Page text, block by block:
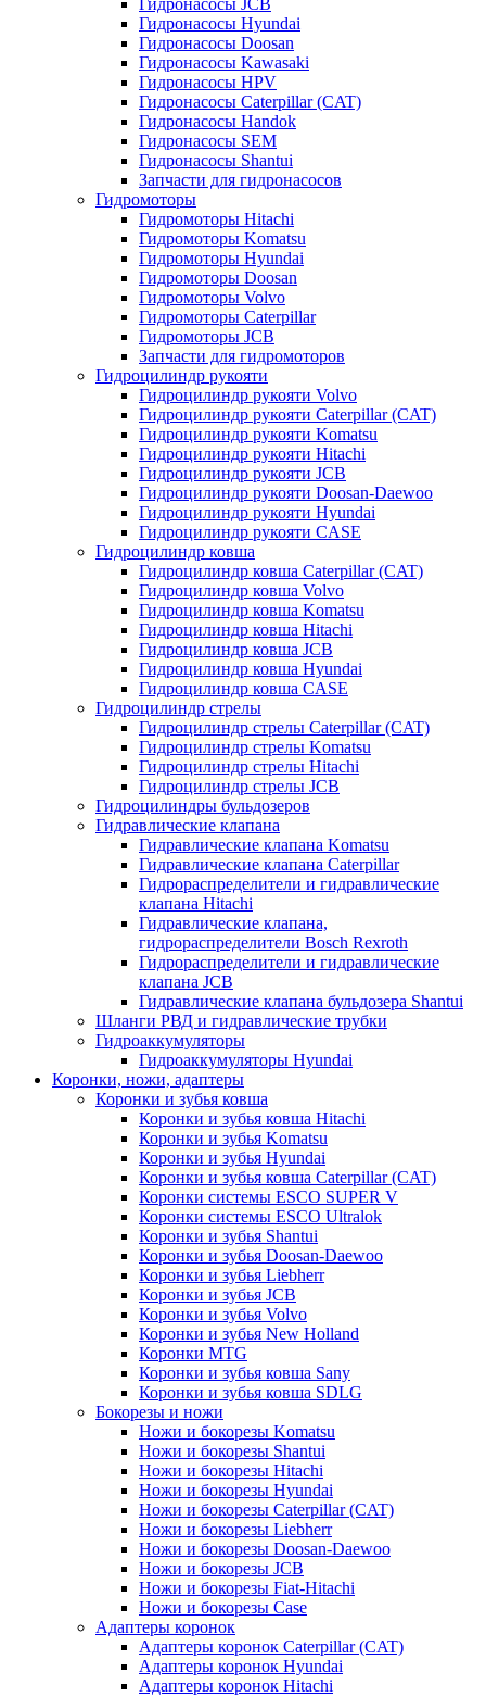
Гидронасосы Hyundai
Гидронасосы Doosan
Гидронасосы Kawasaki
Гидронасосы HPV
Гидронасосы Caterpillar (CAT)
Гидронасосы Handok
Гидронасосы SEM
Гидронасосы Shantui
Запчасти для гидронасосов
Гидромоторы
Гидромоторы Hitachi
Гидромоторы Komatsu
Гидромоторы Hyundai
Гидромоторы Doosan
Гидромоторы Volvo
Гидромоторы Caterpillar
Гидромоторы JCB
Запчасти для гидромоторов
Гидроцилиндр рукояти
Гидроцилиндр рукояти Volvo
Гидроцилиндр рукояти Caterpillar (CAT)
Гидроцилиндр рукояти Komatsu
Гидроцилиндр рукояти Hitachi
Гидроцилиндр рукояти JCB
Гидроцилиндр рукояти Doosan-Daewoo
Гидроцилиндр рукояти Hyundai
Гидроцилиндр рукояти CASE
Гидроцилиндр ковша
Гидроцилиндр ковша Caterpillar (CAT)
Гидроцилиндр ковша Volvo
Гидроцилиндр ковша Komatsu
Гидроцилиндр ковша Hitachi
Гидроцилиндр ковша JCB
Гидроцилиндр ковша Hyundai
Гидроцилиндр ковша CASE
Гидроцилиндр стрелы
Гидроцилиндр стрелы Caterpillar (CAT)
Гидроцилиндр стрелы Komatsu
Гидроцилиндр стрелы Hitachi
Гидроцилиндр стрелы JCB
Гидроцилиндры бульдозеров
Гидравлические клапана
Гидравлические клапана Komatsu
Гидравлические клапана Caterpillar
Гидрораспределители и гидравлические
клапана Hitachi
Гидравлические клапана,
гидрораспределители Bosch Rexroth
Гидрораспределители и гидравлические
клапана JCB
Гидравлические клапана бульдозера Shantui
Шланги РВД и гидравлические трубки
Гидроаккумуляторы
Гидроаккумуляторы Hyundai
Коронки, ножи, адаптеры
Коронки и зубья ковша
Коронки и зубья ковша Hitachi
Коронки и зубья Komatsu
Коронки и зубья Hyundai
Коронки и зубья ковша Caterpillar (CAT)
Коронки системы ESCO SUPER V
Коронки системы ESCO Ultralok
Коронки и зубья Shantui
Коронки и зубья Doosan-Daewoo
Коронки и зубья Liebherr
Коронки и зубья JCB
Коронки и зубья Volvo
Коронки и зубья New Holland
Коронки MTG
Коронки и зубья ковша Sany
Коронки и зубья ковша SDLG
Бокорезы и ножи
Ножи и бокорезы Komatsu
Ножи и бокорезы Shantui
Ножи и бокорезы Hitachi
Ножи и бокорезы Hyundai
Ножи и бокорезы Caterpillar (CAT)
Ножи и бокорезы Liebherr
Ножи и бокорезы Doosan-Daewoo
Ножи и бокорезы JCB
Ножи и бокорезы Fiat-Hitachi
Ножи и бокорезы Case
Адаптеры коронок
Адаптеры коронок Caterpillar (CAT)
Адаптеры коронок Hyundai
Адаптеры коронок Hitachi